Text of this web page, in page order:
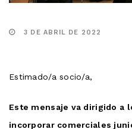
3 DE ABRIL DE 2022
Estimado/a socio/a,
Este mensaje va dirigido a
incorporar comerciales